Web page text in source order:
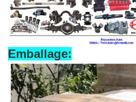
Emballage: